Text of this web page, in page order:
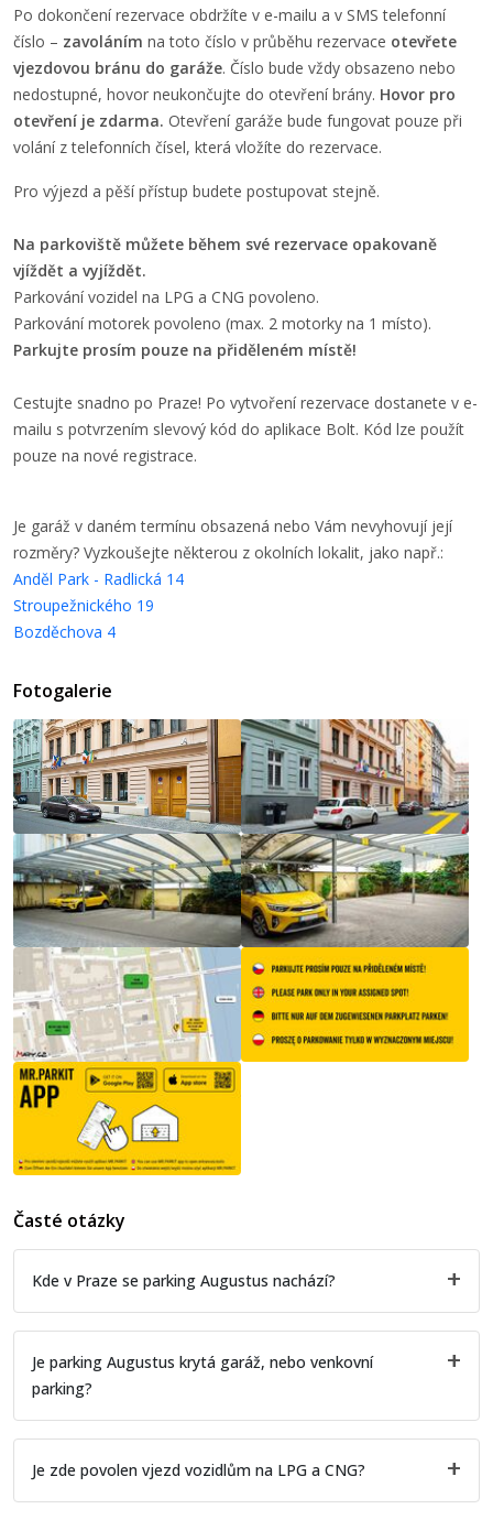
Po dokončení rezervace obdržíte v e-mailu a v SMS telefonní
číslo –⁠ zavoláním na toto číslo v průběhu rezervace otevřete
vjezdovou bránu do garáže. Číslo bude vždy obsazeno nebo
nedostupné, hovor neukončujte do otevření brány. Hovor pro
otevření je zdarma. Otevření garáže bude fungovat pouze při
volání z telefonních čísel, která vložíte do rezervace.
Pro výjezd a pěší přístup budete postupovat stejně.
Na parkoviště můžete během své rezervace opakovaně
vjíždět a vyjíždět.
Parkování vozidel na LPG a CNG povoleno.
Parkování motorek povoleno (max. 2 motorky na 1 místo).
Parkujte prosím pouze na přiděleném místě!
Cestujte snadno po Praze! Po vytvoření rezervace dostanete v e-
mailu s potvrzením slevový kód do aplikace Bolt. Kód lze použít
pouze na nové registrace.
Je garáž v daném termínu obsazená nebo Vám nevyhovují její
rozměry? Vyzkoušejte některou z okolních lokalit, jako např.:
Anděl Park - Radlická 14
Stroupežnického 19
Bozděchova 4
Fotogalerie
Časté otázky
Kde v Praze se parking Augustus nachází?
Je parking Augustus krytá garáž, nebo venkovní
parking?
Je zde povolen vjezd vozidlům na LPG a CNG?